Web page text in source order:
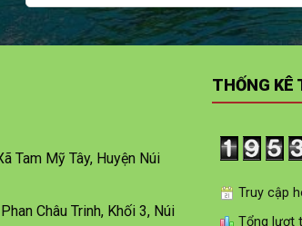
Tam Mỹ Tây, Huyện Núi
Châu Trinh, Khối 3, Núi
THỐNG KÊ
Truy cập
Tổng lượt